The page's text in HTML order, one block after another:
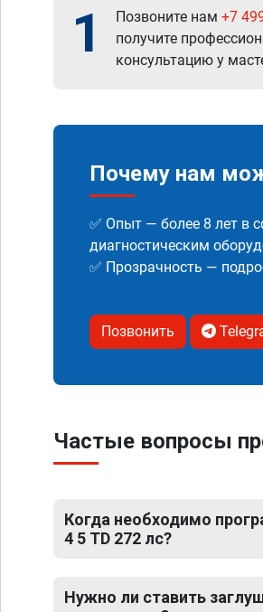
1 Позвоните нам +7
получите
консультацию у
Почему нам
✅ Опыт — более 8 лет в
диагностическим
✅ Прозрачность —
Позвонить
Частые вопросы
Когда необходимо
4 5 TD 272 лс?
Нужно ли ставить